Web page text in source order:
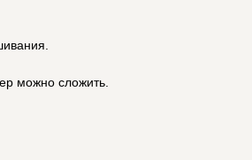
можно сложить.